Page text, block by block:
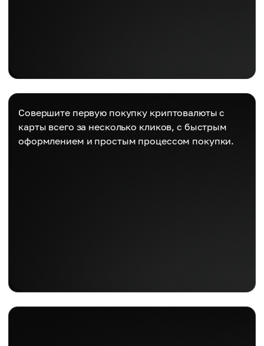
Совершите первую покупку криптовалюты с
карты всего за несколько кликов, с быстрым
оформлением и простым процессом покупки.